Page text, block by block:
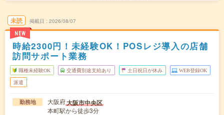
未読
NEW
掲載日 2026/08/07
時給2300円！未経験OK！POSレジ導入の店舗
訪問サポート業務
職種未経験OK 交通費別途支給あり 土日祝日が休み WEB登録OK
派遣
勤務地 大阪府大阪市中央区
本町駅から徒歩3分